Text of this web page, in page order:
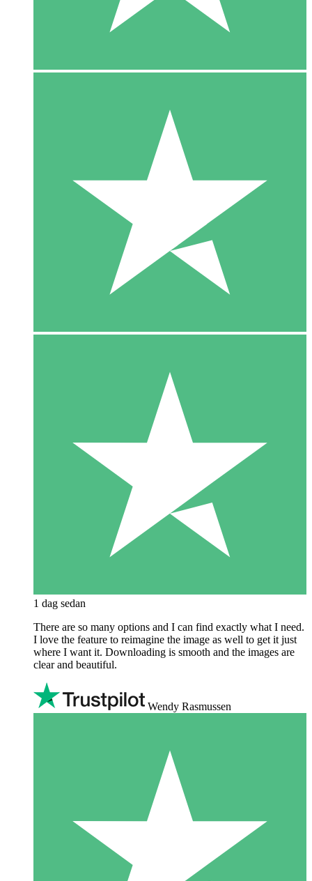
1 dag sedan
There are so many options and I can find exactly what I need.
I love the feature to reimagine the image as well to get it just
where I want it. Downloading is smooth and the images are
clear and beautiful.
Wendy Rasmussen